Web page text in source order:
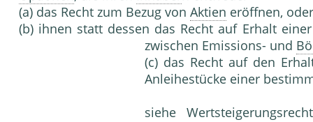
(a) das Recht zum Bezug von Aktien eröffnen, oder
(b) ihnen statt dessen das Recht auf Erhalt
zwischen Emissions- und
(c) das Recht auf den
Anleihestücke einer
siehe